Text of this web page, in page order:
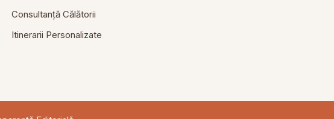
Consultanță Călătorii
Itinerarii Personalizate